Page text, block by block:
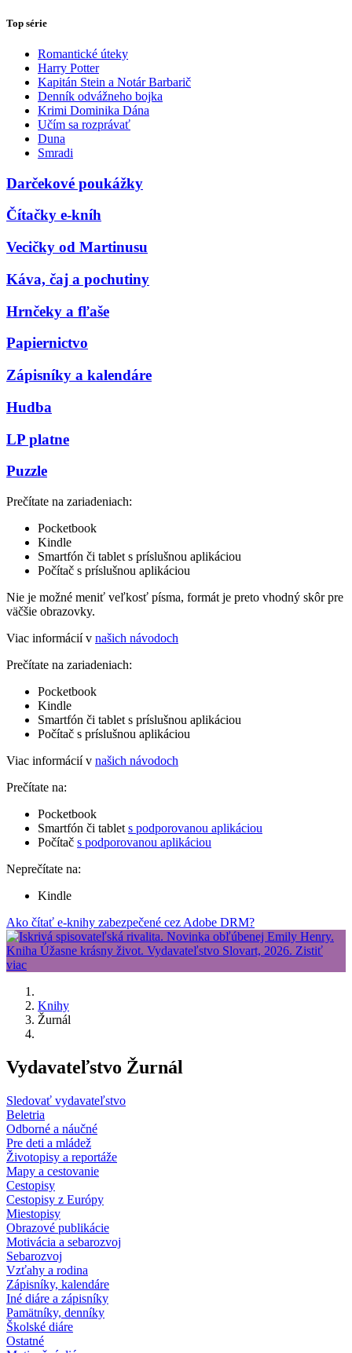
Top série
Romantické úteky
Harry Potter
Kapitán Stein a Notár Barbarič
Denník odvážneho bojka
Krimi Dominika Dána
Učím sa rozprávať
Duna
Smradi
Darčekové poukážky
Čítačky e-kníh
Vecičky od Martinusu
Káva, čaj a pochutiny
Hrnčeky a fľaše
Papiernictvo
Zápisníky a kalendáre
Hudba
LP platne
Puzzle
Prečítate na zariadeniach:
Pocketbook
Kindle
Smartfón či tablet s príslušnou aplikáciou
Počítač s príslušnou aplikáciou
Nie je možné meniť veľkosť písma, formát je preto vhodný skôr pre
väčšie obrazovky.
Viac informácií v našich návodoch
Prečítate na zariadeniach:
Pocketbook
Kindle
Smartfón či tablet s príslušnou aplikáciou
Počítač s príslušnou aplikáciou
Viac informácií v našich návodoch
Prečítate na:
Pocketbook
Smartfón či tablet s podporovanou aplikáciou
Počítač s podporovanou aplikáciou
Neprečítate na:
Kindle
Ako čítať e-knihy zabezpečené cez Adobe DRM?
Knihy
Žurnál
Vydavateľstvo Žurnál
Sledovať vydavateľstvo
Beletria
Odborné a náučné
Pre deti a mládež
Životopisy a reportáže
Mapy a cestovanie
Cestopisy
Cestopisy z Európy
Miestopisy
Obrazové publikácie
Motivácia a sebarozvoj
Sebarozvoj
Vzťahy a rodina
Zápisníky, kalendáre
Iné diáre a zápisníky
Pamätníky, denníky
Školské diáre
Ostatné